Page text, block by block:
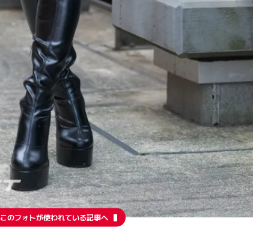
このフォトが使われている記事へ